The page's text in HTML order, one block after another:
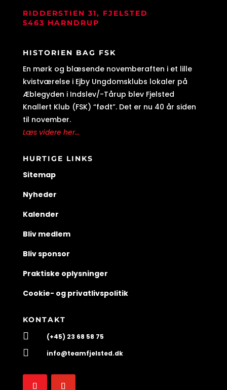
RIDDERSTIEN 31, FJELSTED
5463 HARNDRUP
HISTORIEN BAG FSK
En mørk og blæsende novemberaften i et lille
kvistværelse i Ejby Ungdomsklubs lokaler på
Æblegyden i Indslev/-Tårup blev Fjelsted
Knallert Klub (FSK) “født”. Det er nu 40 år siden
til november.
Læs videre her...
HURTIGE LINKS
Sitemap
Nyheder
Kalender
Bliv medlem
Bliv sponsor
Praktiske oplysninger
Cookie- og privatlivspolitik
KONTAKT
 (+45) 23 68 58 75
 info@teamfjelsted.dk